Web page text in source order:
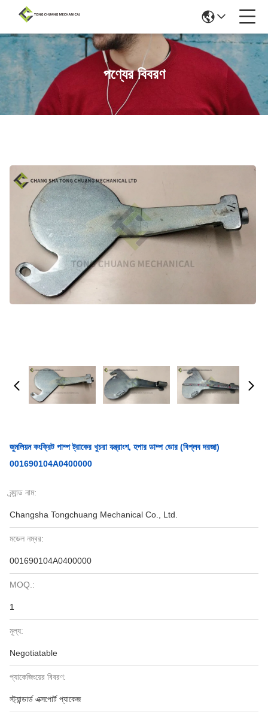
পণ্যের বিবরণ
জুমলিয়ন কংক্রিট পাম্প ট্রাকের খুচরা যন্ত্রাংশ, হপার ডাম্প ডোর (বিপ্লব দরজা)
001690104A0400000
ব্র্যান্ড নাম:
Changsha Tongchuang Mechanical Co., Ltd.
মডেল নম্বর:
001690104A0400000
MOQ.:
1
মূল্য:
Negotiatable
প্যাকেজিংয়ের বিবরণ:
স্ট্যান্ডার্ড এক্সপোর্ট প্যাকেজ